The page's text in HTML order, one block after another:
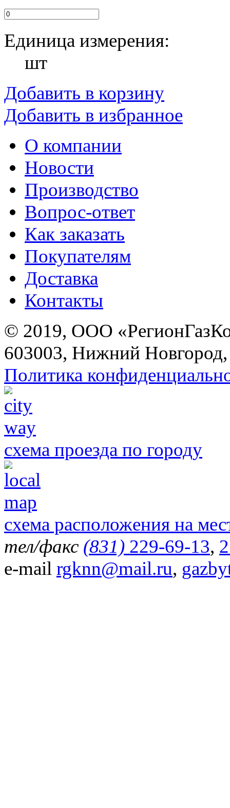
Единица измерения:
шт
Добавить в корзину
Добавить в избранное
О компании
Новости
Производство
Вопрос-ответ
Как заказать
Покупателям
Доставка
Контакты
© 2019, ООО
603003, Нижний
Политика
схема проезда по городу
схема расположения на
тел/факс (831) 229-69-13,
e-mail rgknn@mail.ru,